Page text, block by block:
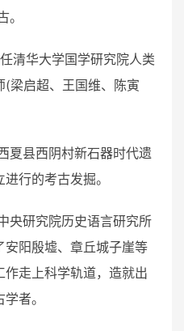
清华大学国学研究院人类
(梁启超、王国维、陈寅
夏县西阴村新石器时代遗
行的考古发掘。
央研究院历史语言研究所
阳殷墟、章丘城子崖等
走上科学轨道，造就出
者。